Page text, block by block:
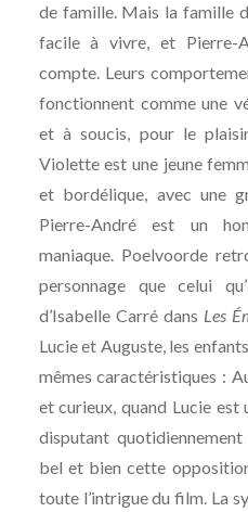
de famille. Mais la famille
facile à vivre, et Pierre-
compte. Leurs
fonctionnent comme une
et à soucis, pour le
Violette est une jeune
et bordélique, avec une
Pierre-André est un
maniaque. Poelvoorde
personnage que celui
d’Isabelle Carré dans Les
Lucie et Auguste, les
mêmes caractéristiques :
et curieux, quand Lucie est
disputant
bel et bien cette
toute l’intrigue du film. La